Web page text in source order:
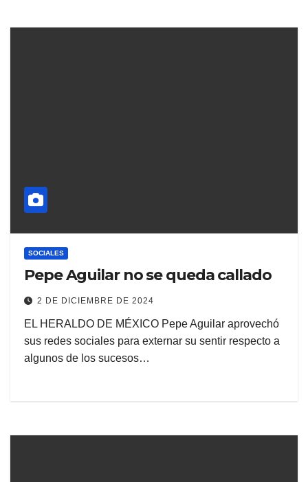
SOCIALES
Pepe Aguilar no se queda callado
2 DE DICIEMBRE DE 2024
EL HERALDO DE MÉXICO Pepe Aguilar aprovechó
sus redes sociales para externar su sentir respecto a
algunos de los sucesos…